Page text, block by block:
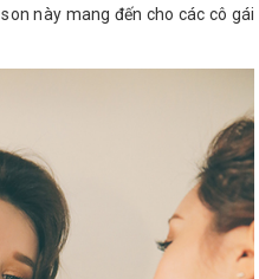
này mang đến cho các cô gái